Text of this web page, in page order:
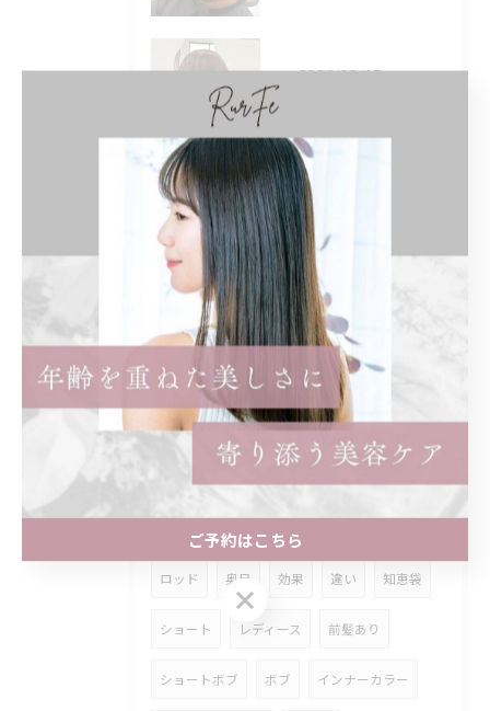
2026/08/07
2026/08/06
タグ Tags
くせ毛 子連れ オシャレ
ロッド 奥目 効果 違い 知恵袋
ショート レディース 前髪あり
ショートボブ ボブ インナーカラー
ご予約はこちら
ご予約はこちら